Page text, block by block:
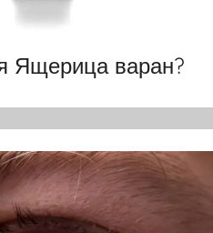
Ящерица варан?